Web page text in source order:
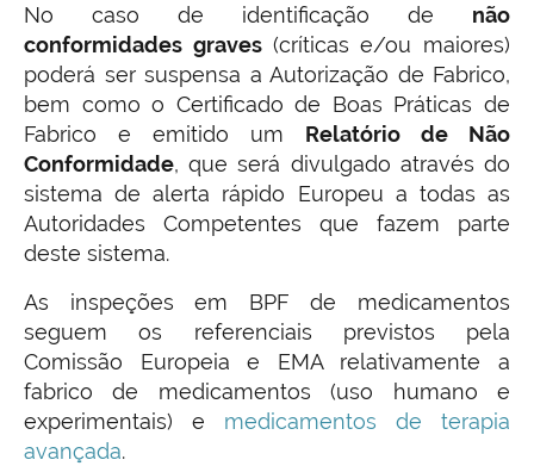
No caso de identificação de não
conformidades graves (críticas e/ou maiores)
poderá ser suspensa a Autorização de Fabrico,
bem como o Certificado de Boas Práticas de
Fabrico e emitido um Relatório de Não
Conformidade, que será divulgado através do
sistema de alerta rápido Europeu a todas as
Autoridades Competentes que fazem parte
deste sistema.
As inspeções em BPF de medicamentos
seguem os referenciais previstos pela
Comissão Europeia e EMA relativamente a
fabrico de medicamentos (uso humano e
experimentais) e medicamentos de terapia
avançada.